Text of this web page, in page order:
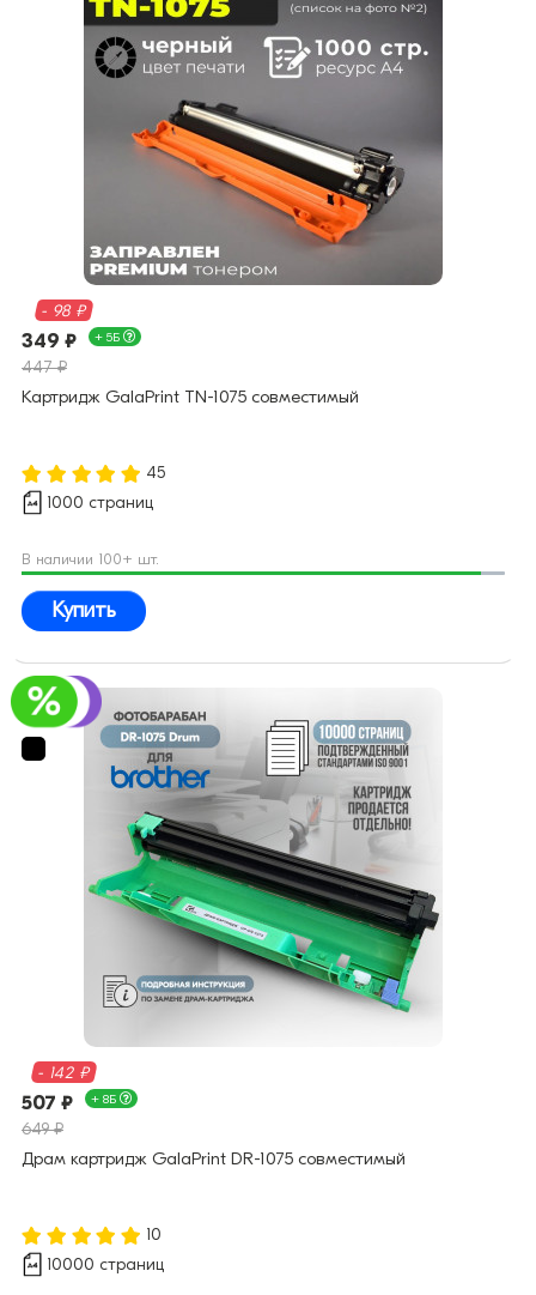
- 98 ₽
349 ₽ + 5Б
447 ₽
Картридж GalaPrint TN-1075 совместимый
45
1000 страниц
В наличии 100+ шт.
Купить
- 142 ₽
507 ₽ + 8Б
649 ₽
Драм картридж GalaPrint DR-1075 совместимый
10
10000 страниц